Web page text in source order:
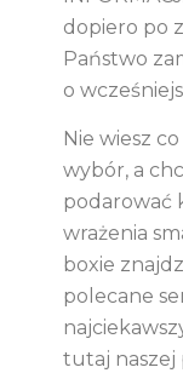
dopiero po
Państwo
o
Nie wiesz
wybór, a
podarować
wrażenia
boxie
polecane
tutaj naszej